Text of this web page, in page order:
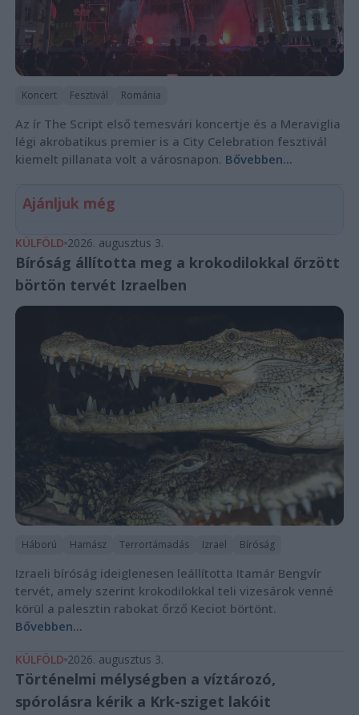
Koncert Fesztivál Románia
Az ír The Script első temesvári koncertje és a Meraviglia
légi akrobatikus premier is a City Celebration fesztivál
kiemelt pillanata volt a városnapon. Bővebben...
Ajánljuk még
KÜLFÖLD 2026. augusztus 3.
Bíróság állította meg a krokodilokkal őrzött
börtön tervét Izraelben
Háború Hamász Terrortámadás Izrael Bíróság
Izraeli bíróság ideiglenesen leállította Itamár Bengvír
tervét, amely szerint krokodilokkal teli vizesárok venné
körül a palesztin rabokat őrző Keciot börtönt.
Bővebben...
KÜLFÖLD 2026. augusztus 3.
Történelmi mélységben a víztározó,
spórolásra kérik a Krk-sziget lakóit